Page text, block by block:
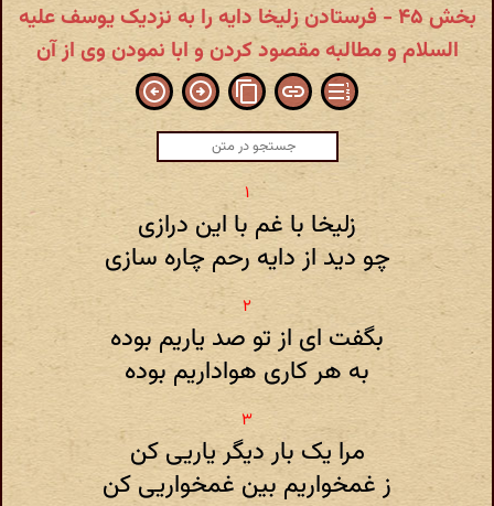
بخش ۴۵ - فرستادن زلیخا دایه را به نزدیک یوسف علیه
السلام و مطالبه مقصود کردن و ابا نمودن وی از آن
زلیخا با غم با این درازی
چو دید از دایه رحم چاره سازی
بگفت ای از تو صد یاریم بوده
به هر کاری هواداریم بوده
مرا یک بار دیگر یاریی کن
ز غمخواریم بین غمخواریی کن